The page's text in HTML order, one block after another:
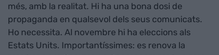
més, amb la realitat. Hi ha una bona dosi de
propaganda en qualsevol dels seus comunicats.
Ho necessita. Al novembre hi ha eleccions als
Estats Units. Importantíssimes: es renova la